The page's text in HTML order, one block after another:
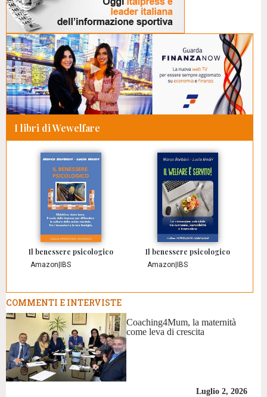
I libri di Wewelfare
Il benessere psicologico
Amazon|IBS
Il benessere psicologico
Amazon|IBS
COMMENTI E INTERVISTE
Coaching4Mum, la maternità
come leva di crescita
Luglio 2, 2026